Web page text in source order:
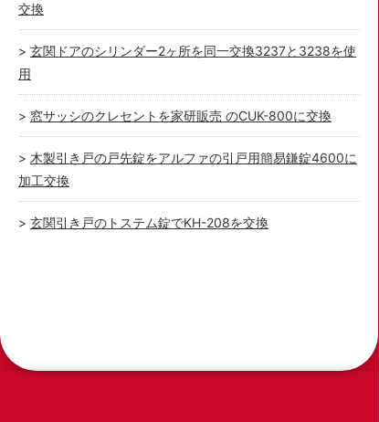
交換
玄関ドアのシリンダー2ヶ所を同一交換3237と3238を使
用
窓サッシのクレセントを家研販売 のCUK-800に交換
木製引き戸の戸先錠をアルファの引戸用簡易鎌錠4600に
加工交換
玄関引き戸のトステム錠でKH-208を交換